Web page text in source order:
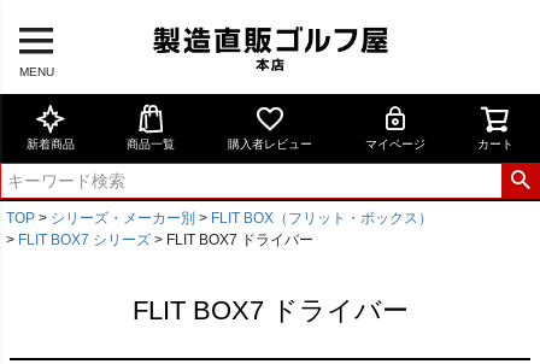
MENU
新着商品 商品一覧 購入者レビュー マイページ カート
TOP シリーズ・メーカー別
FLIT BOX（フリット・ボックス）
FLIT BOX7 シリーズ
FLIT BOX7 ドライバー
FLIT BOX7 ドライバー